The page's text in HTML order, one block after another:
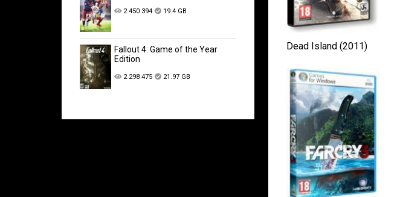
2 450 394 19.4 GB
Fallout 4: Game of the Year
Edition
2 298 475 21.97 GB
Dead Island (2011)